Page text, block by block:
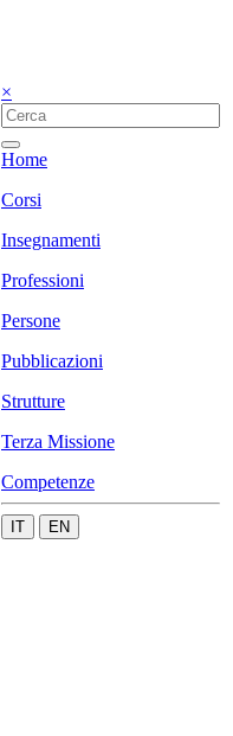
×
Home
Corsi
Insegnamenti
Professioni
Persone
Pubblicazioni
Strutture
Terza Missione
Competenze
IT EN